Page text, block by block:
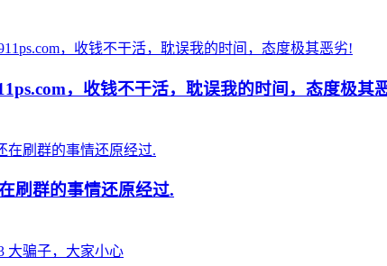
，收钱不干活，耽误我的时间，态度极其
刷群的事情还原经过.